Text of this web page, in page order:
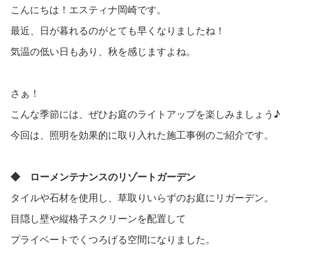
こんにちは！エスティナ岡崎です。
最近、日が暮れるのがとても早くなりましたね！
気温の低い日もあり、秋を感じますよね。
さぁ！
こんな季節には、ぜひお庭のライトアップを楽しみましょう♪
今回は、照明を効果的に取り入れた施工事例のご紹介です。
◆ ローメンテナンスのリゾートガーデン
タイルや石材を使用し、草取りいらずのお庭にリガーデン。
目隠し壁や縦格子スクリーンを配置して
プライベートでくつろげる空間になりました。